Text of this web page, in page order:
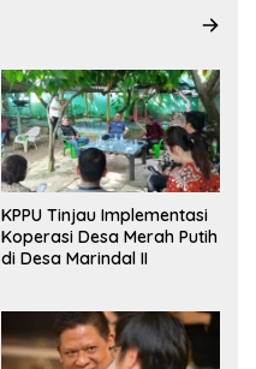
KPPU Tinjau Implementasi
Koperasi Desa Merah Putih
di Desa Marindal II